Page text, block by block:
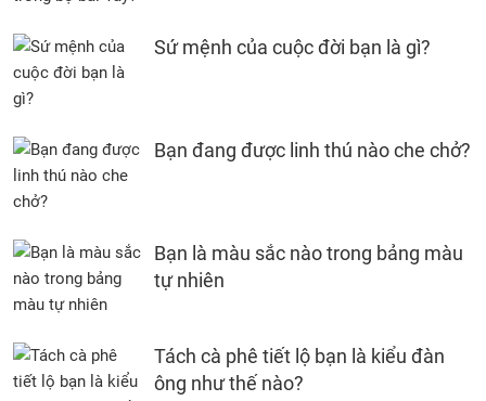
Sứ mệnh của cuộc đời bạn là gì?
Bạn đang được linh thú nào che chở?
Bạn là màu sắc nào trong bảng màu
tự nhiên
Tách cà phê tiết lộ bạn là kiểu đàn
ông như thế nào?